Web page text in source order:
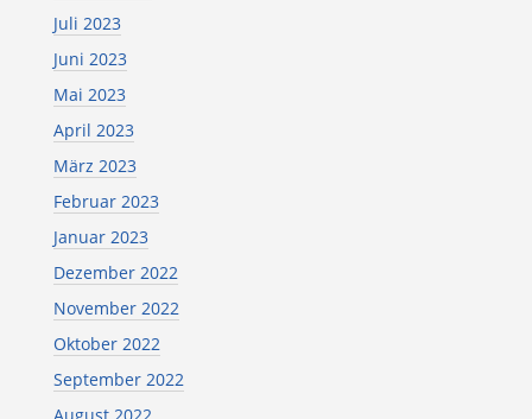
Juli 2023
Juni 2023
Mai 2023
April 2023
März 2023
Februar 2023
Januar 2023
Dezember 2022
November 2022
Oktober 2022
September 2022
August 2022